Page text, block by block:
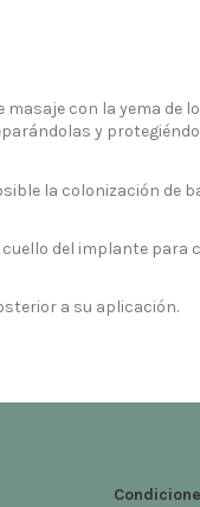
con la yema de
y
la colonización de
del implante para
a su aplicación.